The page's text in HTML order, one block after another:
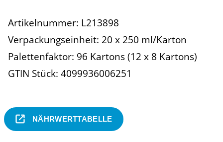
Artikelnummer: L213898
Verpackungseinheit: 20 x 250 ml/Karton
Palettenfaktor: 96 Kartons (12 x 8 Kartons)
GTIN Stück: 4099936006251
NÄHRWERTTABELLE